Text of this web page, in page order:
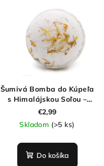
Šumivá Bomba do Kúpeľa
s Himalájskou Soľou –
Energia 180g
€2,99
Skladom (>5 ks)
Do košíka